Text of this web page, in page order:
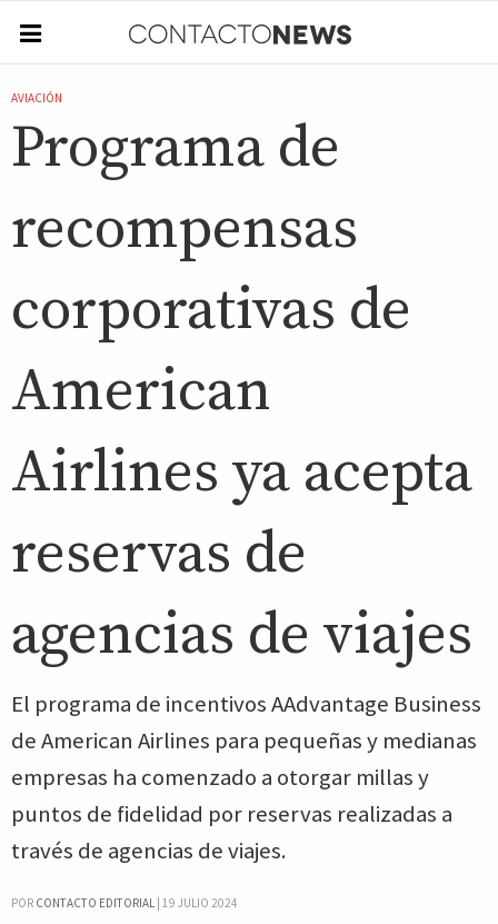
AVIACIÓN
Programa de
recompensas
corporativas de
American
Airlines ya acepta
reservas de
agencias de viajes
El programa de incentivos AAdvantage Business
de American Airlines para pequeñas y medianas
empresas ha comenzado a otorgar millas y
puntos de fidelidad por reservas realizadas a
través de agencias de viajes.
POR CONTACTO EDITORIAL| 19 JULIO 2024